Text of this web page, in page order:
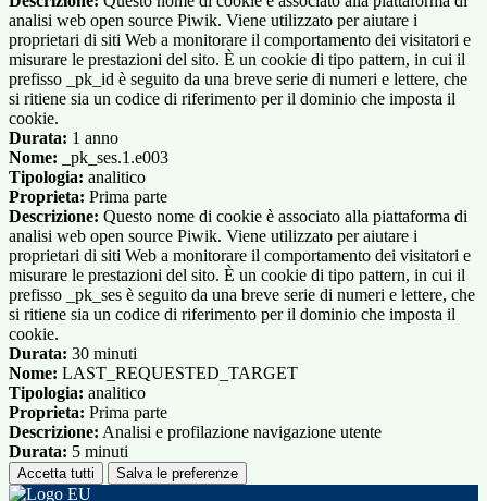
analisi web open source Piwik. Viene utilizzato per aiutare i
proprietari di siti Web a monitorare il comportamento dei visitatori e
misurare le prestazioni del sito. È un cookie di tipo pattern, in cui il
prefisso _pk_id è seguito da una breve serie di numeri e lettere, che
si ritiene sia un codice di riferimento per il dominio che imposta il
cookie.
Durata: 1 anno
Nome: _pk_ses.1.e003
Tipologia: analitico
Proprieta: Prima parte
Descrizione: Questo nome di cookie è associato alla piattaforma di
analisi web open source Piwik. Viene utilizzato per aiutare i
proprietari di siti Web a monitorare il comportamento dei visitatori e
misurare le prestazioni del sito. È un cookie di tipo pattern, in cui il
prefisso _pk_ses è seguito da una breve serie di numeri e lettere, che
si ritiene sia un codice di riferimento per il dominio che imposta il
cookie.
Durata: 30 minuti
Nome: LAST_REQUESTED_TARGET
Tipologia: analitico
Proprieta: Prima parte
Descrizione: Analisi e profilazione navigazione utente
Durata: 5 minuti
Accetta tutti Salva le preferenze